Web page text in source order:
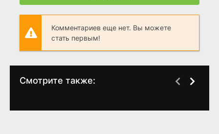
Комментариев еще нет. Вы можете
стать первым!
Смотрите также: